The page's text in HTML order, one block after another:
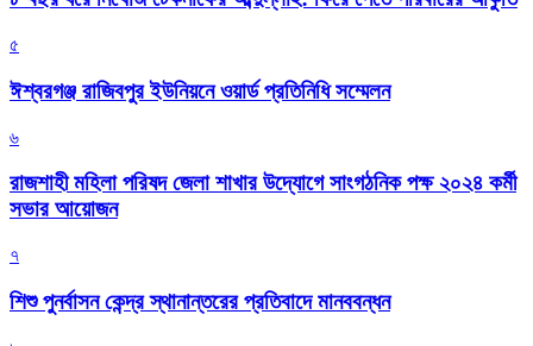
৫
ঈশ্বরগঞ্জ রাজিবপুর ইউনিয়নে ওয়ার্ড প্রতিনিধি সম্মেলন
৬
রাজশাহী মহিলা পরিষদ জেলা শাখার উদ্যোগে সাংগঠনিক পক্ষ ২০২৪ কর্মী
সভার আয়োজন
৭
শিশু পুনর্বাসন কেন্দ্র স্থানান্তরের প্রতিবাদে মানববন্ধন